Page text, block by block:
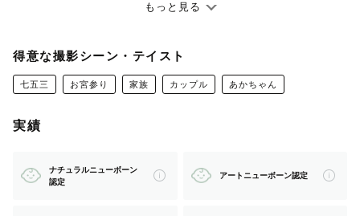
だいすきな人との大切な一瞬をもっと沢山カタチに残した
もっと見る
得意な撮影シーン・テイスト
七五三 お宮参り 家族 カップル あかちゃん
実績
ナチュラルニューボーン
認定
アートニューボーン認定